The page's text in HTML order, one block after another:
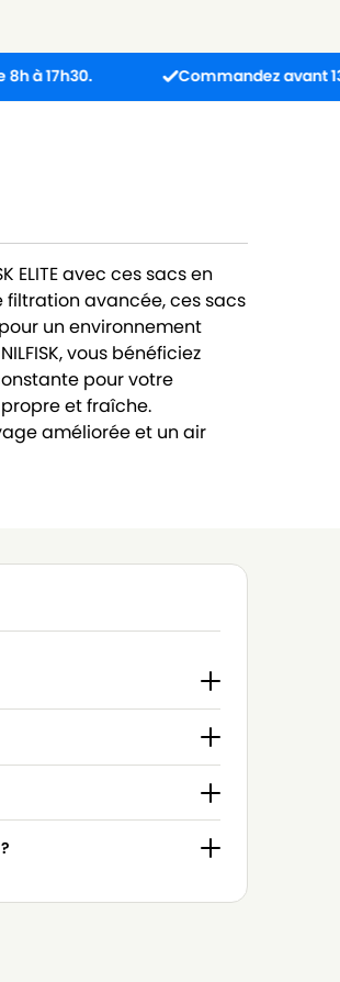
Commandez avant 13h :
ELITE avec ces sacs en
filtration avancée, ces sacs
un environnement
vous bénéficiez
pour votre
et fraîche.
améliorée et un air